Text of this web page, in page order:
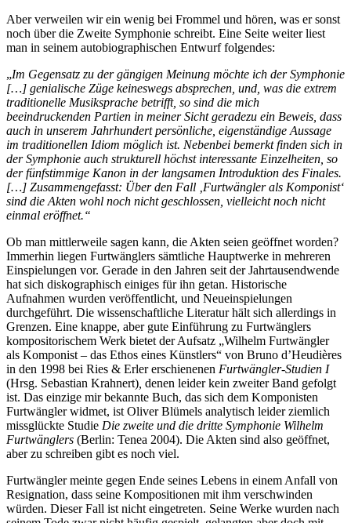
Aber verweilen wir ein wenig bei Frommel und hören, was er sonst
noch über die Zweite Symphonie schreibt. Eine Seite weiter liest
man in seinem autobiographischen Entwurf folgendes:
„Im Gegensatz zu der gängigen Meinung möchte ich der Symphonie
[…] genialische Züge keineswegs absprechen, und, was die extrem
traditionelle Musiksprache betrifft, so sind die mich
beeindruckenden Partien in meiner Sicht geradezu ein Beweis, dass
auch in unserem Jahrhundert persönliche, eigenständige Aussage
im traditionellen Idiom möglich ist. Nebenbei bemerkt finden sich in
der Symphonie auch strukturell höchst interessante Einzelheiten, so
der fünfstimmige Kanon in der langsamen Introduktion des Finales.
[…] Zusammengefasst: Über den Fall ‚Furtwängler als Komponist‘
sind die Akten wohl noch nicht geschlossen, vielleicht noch nicht
einmal eröffnet.“
Ob man mittlerweile sagen kann, die Akten seien geöffnet worden?
Immerhin liegen Furtwänglers sämtliche Hauptwerke in mehreren
Einspielungen vor. Gerade in den Jahren seit der Jahrtausendwende
hat sich diskographisch einiges für ihn getan. Historische
Aufnahmen wurden veröffentlicht, und Neueinspielungen
durchgeführt. Die wissenschaftliche Literatur hält sich allerdings in
Grenzen. Eine knappe, aber gute Einführung zu Furtwänglers
kompositorischem Werk bietet der Aufsatz „Wilhelm Furtwängler
als Komponist – das Ethos eines Künstlers“ von Bruno d’Heudières
in den 1998 bei Ries & Erler erschienenen Furtwängler-Studien I
(Hrsg. Sebastian Krahnert) denen leider kein zweiter Band gefolgt
ist. Das einzige mir bekannte Buch, das sich dem Komponisten
Furtwängler widmet, ist Oliver Blümels analytisch leider ziemlich
missglückte Studie Die zweite und die dritte Symphonie Wilhelm
Furtwänglers (Berlin: Tenea 2004). Die Akten sind also geöffnet,
aber zu schreiben gibt es noch viel.
Furtwängler meinte gegen Ende seines Lebens in einem Anfall von
Resignation, dass seine Kompositionen mit ihm verschwinden
würden. Dieser Fall ist nicht eingetreten. Seine Werke wurden nach